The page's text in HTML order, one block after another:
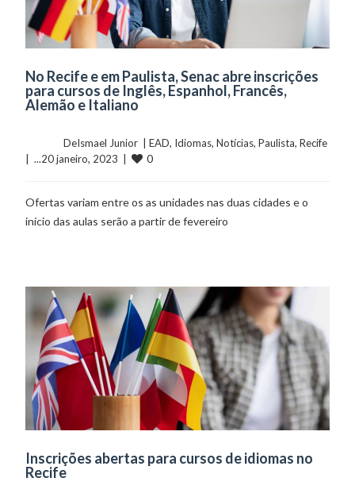
No Recife e em Paulista, Senac abre inscrições
para cursos de Inglês, Espanhol, Francês,
Alemão e Italiano
	    	DeIsmael Junior  |
EAD, Idiomas, Notícias, Paulista, Recife
|  ...20 janeiro, 2023  |
0
Ofertas variam entre os as unidades nas duas cidades e o
início das aulas serão a partir de fevereiro
Inscrições abertas para cursos de idiomas no
Recife